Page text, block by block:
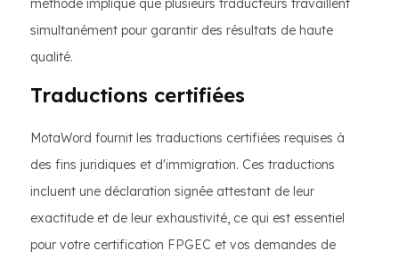
méthode implique que plusieurs traducteurs travaillent
simultanément pour garantir des résultats de haute
qualité.
Traductions certifiées
MotaWord fournit les traductions certifiées requises à
des fins juridiques et d'immigration. Ces traductions
incluent une déclaration signée attestant de leur
exactitude et de leur exhaustivité, ce qui est essentiel
pour votre certification FPGEC et vos demandes de